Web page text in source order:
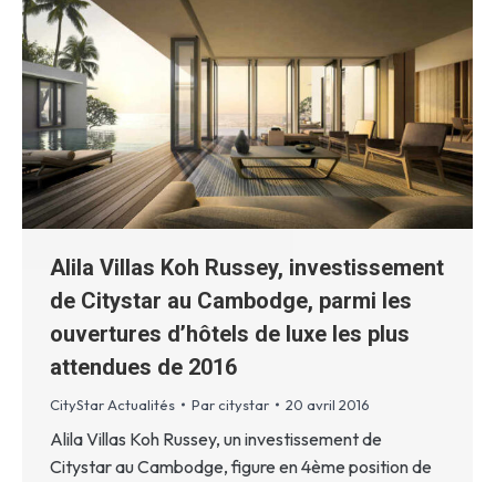
Alila Villas Koh Russey, investissement
de Citystar au Cambodge, parmi les
ouvertures d’hôtels de luxe les plus
attendues de 2016
CityStar Actualités Par citystar 20 avril 2016
Alila Villas Koh Russey, un investissement de
Citystar au Cambodge, figure en 4ème position de